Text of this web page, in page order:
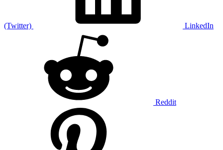
(Twitter) LinkedIn
Reddit